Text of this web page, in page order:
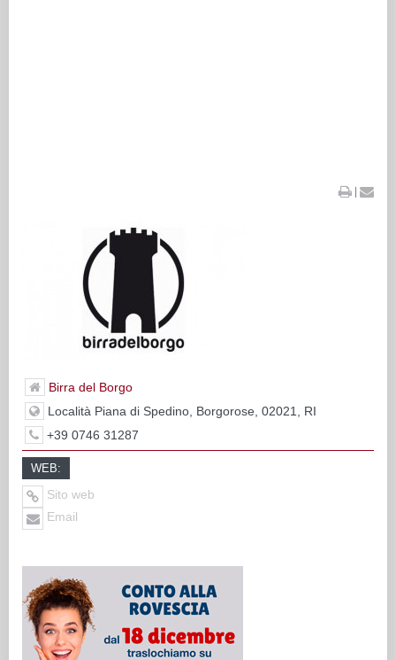
|
Birra del Borgo
Località Piana di Spedino, Borgorose, 02021, RI
+39 0746 31287
WEB:
Sito web
Email